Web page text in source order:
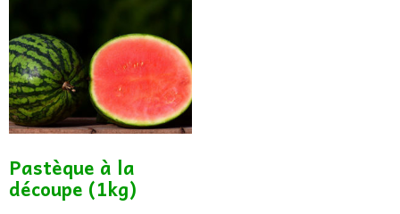
Pastèque à la
découpe (1kg)